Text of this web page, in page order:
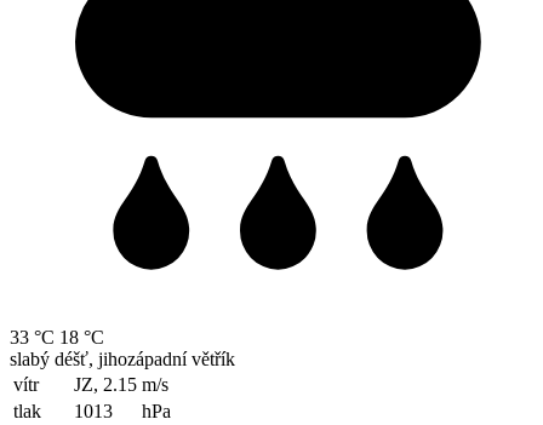
33 °C 18 °C
slabý déšť, jihozápadní větřík
vítr
JZ, 2.15 m/s
tlak
1013
hPa